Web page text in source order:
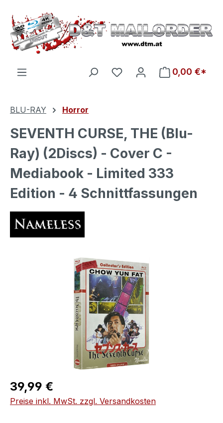
Zum Hauptinhalt springen
Du hast 0 Produkte auf
0,00 €*
BLU-RAY Horror
SEVENTH CURSE, THE (Blu-
Ray) (2Discs) - Cover C -
Mediabook - Limited 333
Edition - 4 Schnittfassungen
Bildergalerie überspringen
Regulärer Preis:
39,99 €
Preise inkl. MwSt. zzgl. Versandkosten